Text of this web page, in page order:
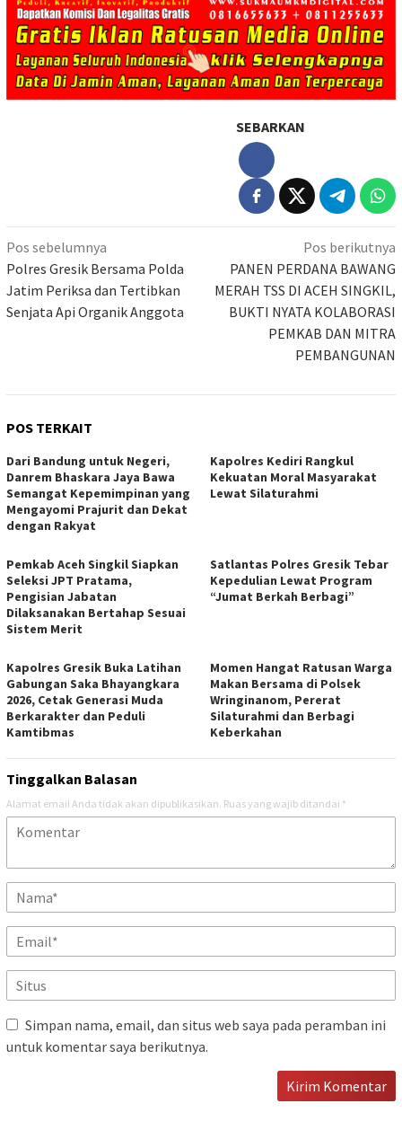
SEBARKAN
Navigasi
pos
Pos sebelumnya
Polres Gresik Bersama Polda
Jatim Periksa dan Tertibkan
Senjata Api Organik Anggota
Pos berikutnya
PANEN PERDANA BAWANG
MERAH TSS DI ACEH SINGKIL,
BUKTI NYATA KOLABORASI
PEMKAB DAN MITRA
PEMBANGUNAN
POS TERKAIT
Dari Bandung untuk Negeri,
Danrem Bhaskara Jaya Bawa
Semangat Kepemimpinan yang
Mengayomi Prajurit dan Dekat
dengan Rakyat
Kapolres Kediri Rangkul
Kekuatan Moral Masyarakat
Lewat Silaturahmi
Pemkab Aceh Singkil Siapkan
Seleksi JPT Pratama,
Pengisian Jabatan
Dilaksanakan Bertahap Sesuai
Sistem Merit
Satlantas Polres Gresik Tebar
Kepedulian Lewat Program
“Jumat Berkah Berbagi”
Kapolres Gresik Buka Latihan
Gabungan Saka Bhayangkara
2026, Cetak Generasi Muda
Berkarakter dan Peduli
Kamtibmas
Momen Hangat Ratusan Warga
Makan Bersama di Polsek
Wringinanom, Pererat
Silaturahmi dan Berbagi
Keberkahan
Tinggalkan Balasan
Alamat email Anda tidak akan dipublikasikan. Ruas yang wajib ditandai *
Simpan nama, email, dan situs web saya pada peramban ini
untuk komentar saya berikutnya.